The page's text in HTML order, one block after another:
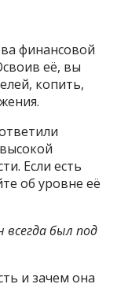
финансовой
её, вы
копить,
Если есть
об уровне её
был под
и зачем она